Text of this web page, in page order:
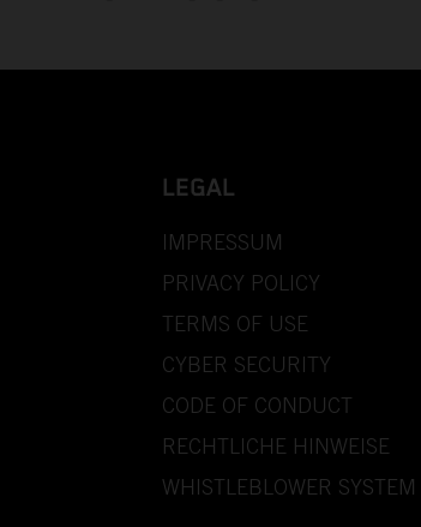
LEGAL
IMPRESSUM
PRIVACY POLICY
TERMS OF USE
CYBER SECURITY
CODE OF CONDUCT
RECHTLICHE HINWEISE
WHISTLEBLOWER SYSTEM